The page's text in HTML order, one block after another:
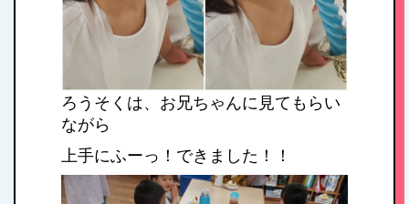
ろうそくは、お兄ちゃんに見てもらい
ながら
上手にふーっ！できました！！